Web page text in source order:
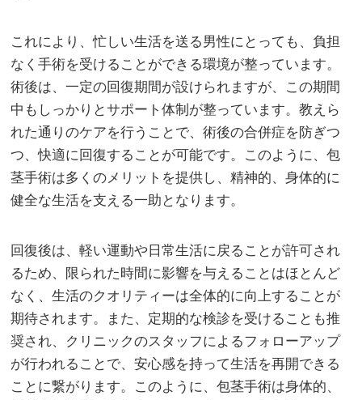
これにより、忙しい生活を送る男性にとっても、負担
なく手術を受けることができる環境が整っています。
術後は、一定の回復期間が設けられますが、この期間
中もしっかりとサポート体制が整っています。教えら
れた通りのケアを行うことで、術後の合併症を防ぎつ
つ、快適に回復することが可能です。このように、包
茎手術は多くのメリットを提供し、精神的、身体的に
健全な生活を支える一助となります。
回復後は、軽い運動や日常生活に戻ることが許可され
るため、限られた時間に影響を与えることはほとんど
なく、生活のクオリティーは全体的に向上することが
期待されます。また、定期的な検診を受けることも推
奨され、クリニックのスタッフによるフォローアップ
が行われることで、安心感を持って生活を再開できる
ことに繋がります。このように、包茎手術は身体的、